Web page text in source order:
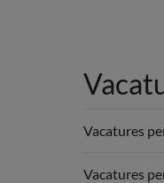
Vacatures
Vacatures